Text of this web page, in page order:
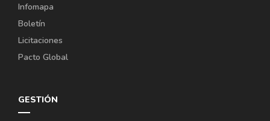
Infomapa
Boletín
Licitaciones
Pacto Global
GESTIÓN